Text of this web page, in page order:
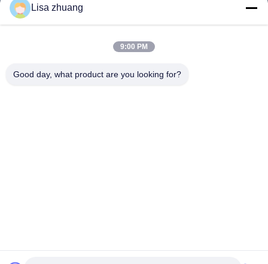
घर
उत्पादों
हमारे बारे में
Lisa zhuang
9:00 PM
Good day, what product are you looking for?